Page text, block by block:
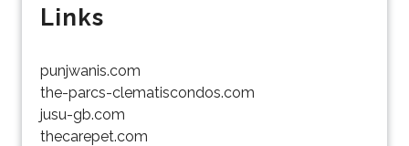
Links
punjwanis.com
the-parcs-clematiscondos.com
jusu-gb.com
thecarepet.com